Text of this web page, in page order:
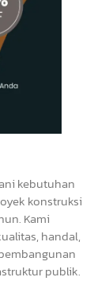
kebutuhan
konstruksi
Kami
handal,
publik.